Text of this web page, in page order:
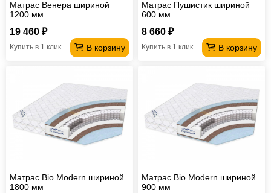
Матрас Венера шириной
1200 мм
19 460 ₽
В корзину
Купить в 1 клик
Матрас Пушистик шириной
600 мм
8 660 ₽
В корзину
Купить в 1 клик
Матрас Bio Modern шириной
1800 мм
Матрас Bio Modern шириной
900 мм